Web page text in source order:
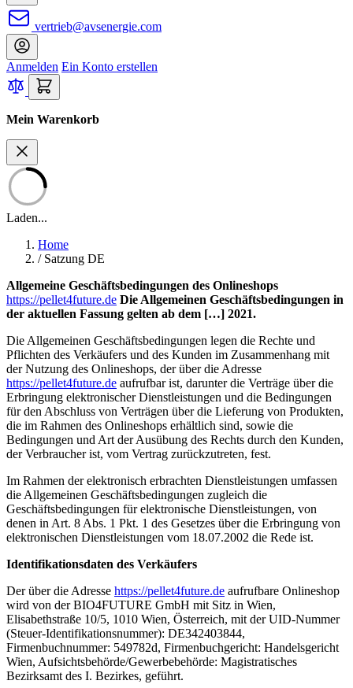
vertrieb@avsenergie.com
Anmelden Ein Konto erstellen
Mein Warenkorb
Laden...
Home
/ Satzung DE
Allgemeine Geschäftsbedingungen des Onlineshops
https://pellet4future.de Die Allgemeinen Geschäftsbedingungen in
der aktuellen Fassung gelten ab dem […] 2021.
Die Allgemeinen Geschäftsbedingungen legen die Rechte und
Pflichten des Verkäufers und des Kunden im Zusammenhang mit
der Nutzung des Onlineshops, der über die Adresse
https://pellet4future.de aufrufbar ist, darunter die Verträge über die
Erbringung elektronischer Dienstleistungen und die Bedingungen
für den Abschluss von Verträgen über die Lieferung von Produkten,
die im Rahmen des Onlineshops erhältlich sind, sowie die
Bedingungen und Art der Ausübung des Rechts durch den Kunden,
der Verbraucher ist, vom Vertrag zurückzutreten, fest.
Im Rahmen der elektronisch erbrachten Dienstleistungen umfassen
die Allgemeinen Geschäftsbedingungen zugleich die
Geschäftsbedingungen für elektronische Dienstleistungen, von
denen in Art. 8 Abs. 1 Pkt. 1 des Gesetzes über die Erbringung von
elektronischen Dienstleistungen vom 18.07.2002 die Rede ist.
Identifikationsdaten des Verkäufers
Der über die Adresse https://pellet4future.de aufrufbare Onlineshop
wird von der BIO4FUTURE GmbH mit Sitz in Wien,
Elisabethstraße 10/5, 1010 Wien, Österreich, mit der UID-Nummer
(Steuer-Identifikationsnummer): DE342403844,
Firmenbuchnummer: 549782d, Firmenbuchgericht: Handelsgericht
Wien, Aufsichtsbehörde/Gewerbebehörde: Magistratisches
Bezirksamt des I. Bezirkes, geführt.